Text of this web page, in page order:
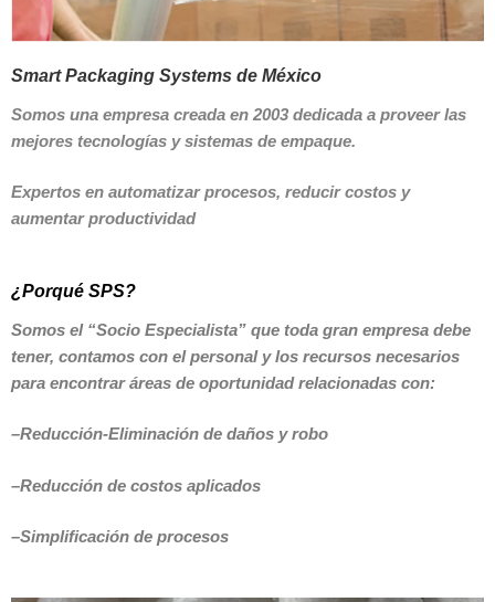
Smart Packaging Systems de México
Somos una empresa creada en 2003 dedicada a proveer las
mejores tecnologías y sistemas de empaque.
Expertos en automatizar procesos, reducir costos y
aumentar productividad
¿Porqué SPS?
Somos el “Socio Especialista” que toda gran empresa debe
tener, contamos con el personal y los recursos necesarios
para encontrar áreas de oportunidad relacionadas con:
–Reducción-Eliminación de daños y robo
–Reducción de costos aplicados
–Simplificación de procesos